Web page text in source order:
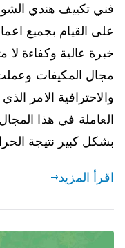
فني تكييف هندي
على القيام بجميع
خبرة عالية وكفاءة
مجال المكيفات
والاحترافية الامر
العاملة في هذا
بشكل كبير نتيجة
اقرأ المزيد